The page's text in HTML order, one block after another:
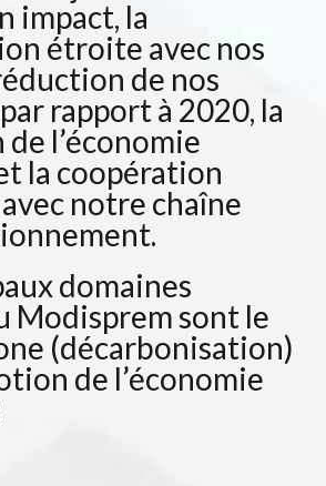
impact, la
étroite avec nos
de nos
rapport à 2020, la
l’économie
la coopération
notre chaîne
domaines
Modisprem sont le
(décarbonisation)
de l’économie